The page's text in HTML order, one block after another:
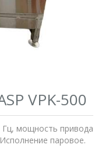
VPK-500
мощность привода
паровое.